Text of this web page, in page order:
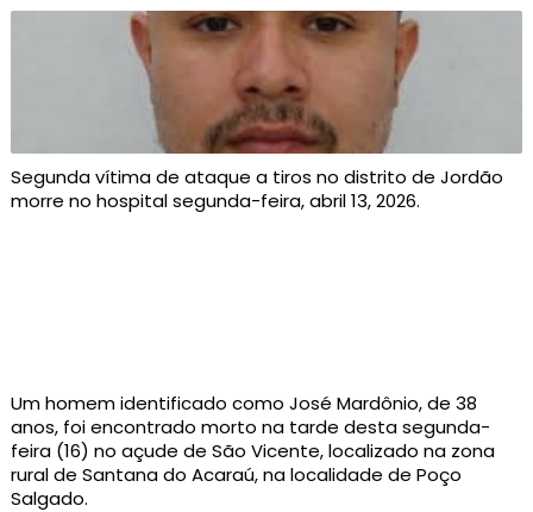
Segunda vítima de ataque a tiros no distrito de Jordão
morre no hospital segunda-feira, abril 13, 2026.
Um homem identificado como José Mardônio, de 38
anos, foi encontrado morto na tarde desta segunda-
feira (16) no açude de São Vicente, localizado na zona
rural de Santana do Acaraú, na localidade de Poço
Salgado.